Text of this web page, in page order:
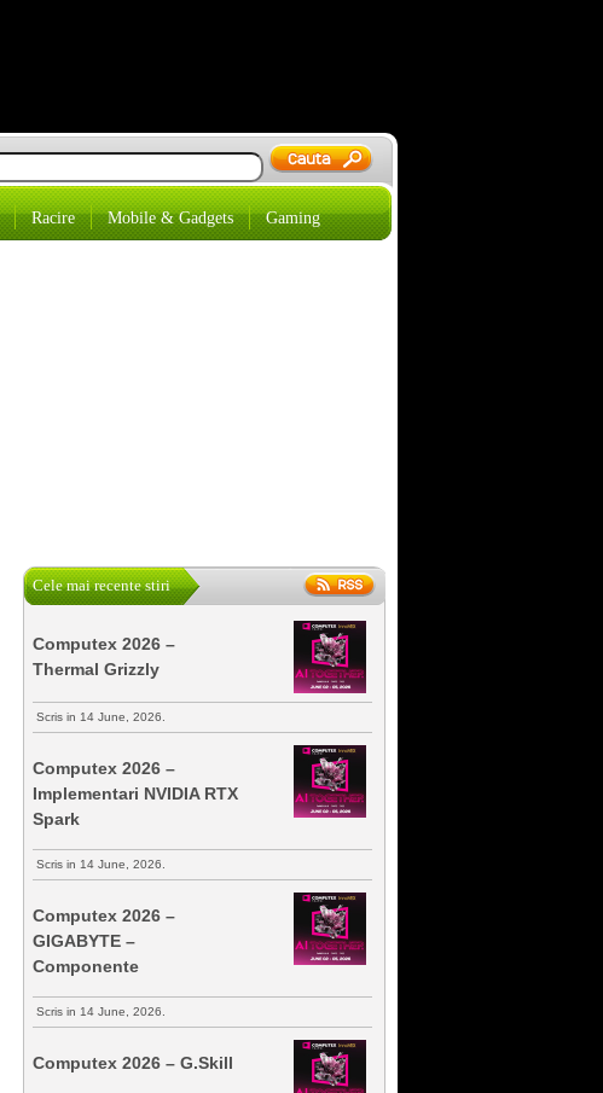
Racire Mobile & Gadgets Gaming
Cele mai recente stiri
Computex 2026 –
Thermal Grizzly
Scris in 14 June, 2026.
Computex 2026 –
Implementari NVIDIA RTX
Spark
Scris in 14 June, 2026.
Computex 2026 –
GIGABYTE –
Componente
Scris in 14 June, 2026.
Computex 2026 – G.Skill